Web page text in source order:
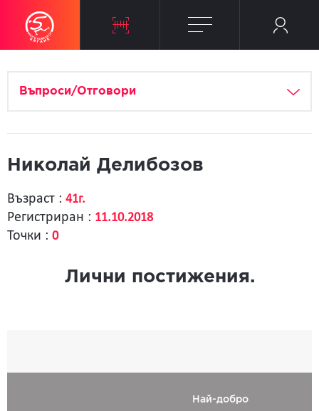
Въпроси/Отговори
Николай Делибозов
Възраст : 41г.
Регистриран : 11.10.2018
Точки : 0
Лични постижения.
Най-добро